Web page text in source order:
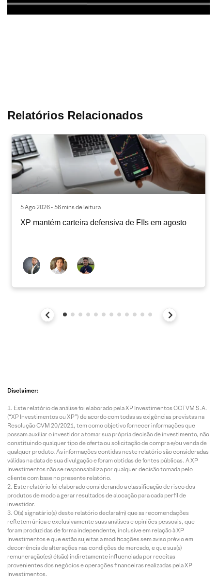
Relatórios Relacionados
5 Ago 2026 • 56 mins de leitura
XP mantém carteira defensiva de FIIs em agosto
Disclaimer:
Este relatório de análise foi elaborado pela XP Investimentos CCTVM S.A.
(“XP Investimentos ou XP”) de acordo com todas as exigências previstas na
Resolução CVM 20/2021, tem como objetivo fornecer informações que
possam auxiliar o investidor a tomar sua própria decisão de investimento, não
constituindo qualquer tipo de oferta ou solicitação de compra e/ou venda de
qualquer produto. As informações contidas neste relatório são consideradas
válidas na data de sua divulgação e foram obtidas de fontes públicas. A XP
Investimentos não se responsabiliza por qualquer decisão tomada pelo
cliente com base no presente relatório.
Este relatório foi elaborado considerando a classificação de risco dos
produtos de modo a gerar resultados de alocação para cada perfil de
investidor.
O(s) signatário(s) deste relatório declara(m) que as recomendações
refletem única e exclusivamente suas análises e opiniões pessoais, que
foram produzidas de forma independente, inclusive em relação à XP
Investimentos e que estão sujeitas a modificações sem aviso prévio em
decorrência de alterações nas condições de mercado, e que sua(s)
remuneração(es) é(são) indiretamente influenciada por receitas
provenientes dos negócios e operações financeiras realizadas pela XP
Investimentos.